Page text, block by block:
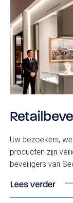
Uw bezoekers,
producten zijn
beveiligers van
Lees verder